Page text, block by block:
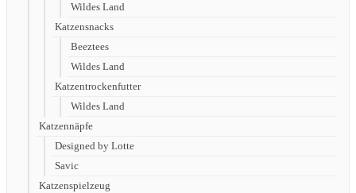
Wildes Land
Katzensnacks
Beeztees
Wildes Land
Katzentrockenfutter
Wildes Land
Katzennäpfe
Designed by Lotte
Savic
Katzenspielzeug